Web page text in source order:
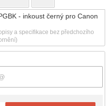
- inkoust černý pro Canon
a specifikace bez předchozího